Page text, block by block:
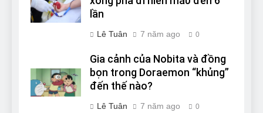
lần
Lê Tuân 7 năm ago 0
Gia cảnh của Nobita và đồng
bọn trong Doraemon “khủng”
đến thế nào?
Lê Tuân 7 năm ago 0